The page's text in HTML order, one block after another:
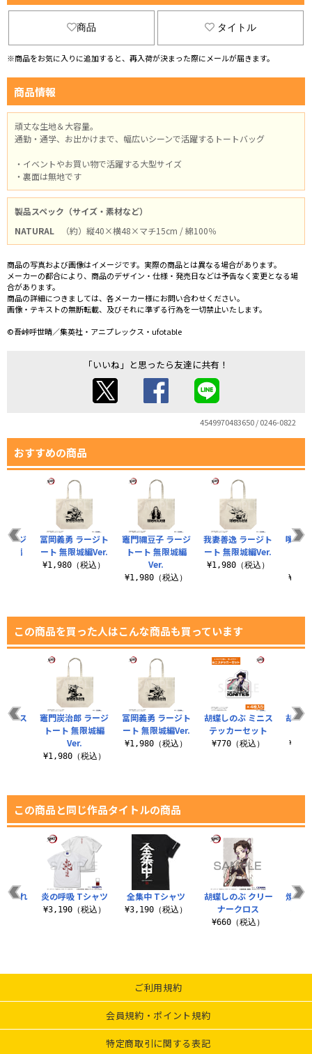
商品 タイトル
※商品をお気に入りに追加すると、再入荷が決まった際にメールが届きます。
商品情報
頑丈な生地＆大容量。
通勤・通学、お出かけまで、幅広いシーンで活躍するトートバッグ
・イベントやお買い物で活躍する大型サイズ
・裏面は無地です
製品スペック（サイズ・素材など）
NATURAL
（約）縦40×横48×マチ15cm / 綿100％
商品の写真および画像はイメージです。実際の商品とは異なる場合があります。
メーカーの都合により、商品のデザイン・仕様・発売日などは予告なく変更となる場
合があります。
商品の詳細につきましては、各メーカー様にお問い合わせください。
画像・テキストの無断転載、及びそれに準ずる行為を一切禁止いたします。
©吾峠呼世晴／集英社・アニプレックス・ufotable
「いいね」と思ったら友達に共有！
4549970483650 / 0246-0822
おすすめの商品
竈門禰豆子 ラージ
トート 無限城編
Ver.
¥1,980（税込）
我妻善逸 ラージト
ート 無限城編Ver.
¥1,980（税込）
嘴平
ージ
城編
冨岡義勇 ラージト
ート 無限城編Ver.
¥1,980（税込）
この商品を買った人はこんな商品も買っています
冨岡義勇 ラージト
ート 無限城編Ver.
¥1,980（税込）
胡蝶しのぶ ミニス
テッカーセット
¥770（税込）
胡蝶
ニス
竈門炭治郎 ラージ
トート 無限城編
Ver.
¥1,980（税込）
この商品と同じ作品タイトルの商品
全集中 Tシャツ
¥3,190（税込）
胡蝶しのぶ クリー
ナークロス
¥660（税込）
煉獄
まれ
炎の呼吸 Tシャツ
¥3,190（税込）
ご利用規約
会員規約・ポイント規約
特定商取引に関する表記